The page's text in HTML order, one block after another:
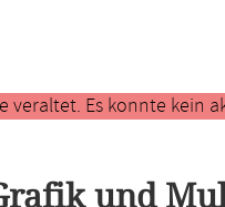
veraltet. Es konnte kein
und